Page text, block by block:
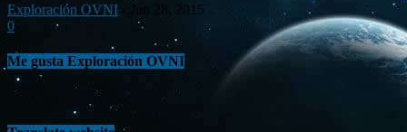
Exploración OVNI
Jun 28, 2015
0
Me gusta Exploración OVNI